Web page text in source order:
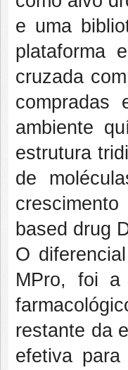
e uma
plataforma
cruzada
ambiente
estrutura
de
based drug
O
MPro, foi a
restante da
efetiva